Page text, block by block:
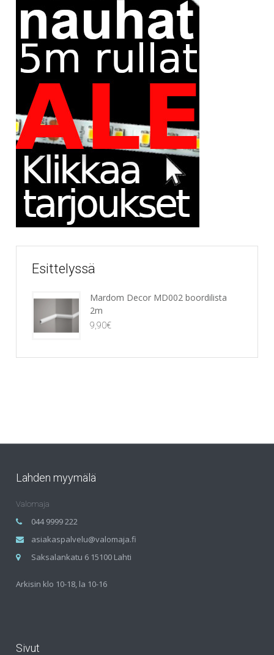
Esittelyssä
Mardom Decor MD002 boordilista
2m
9,90€
Lahden myymälä
Valomaja
044 9999 222
asiakaspalvelu@valomaja.fi
Saksalankatu 6 15100 Lahti
Arkisin klo 10-18, la 10-16
Sivut